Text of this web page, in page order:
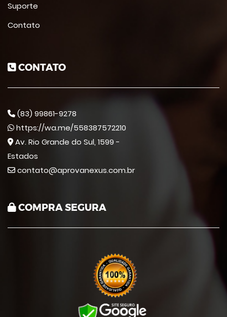
Suporte
Contato
CONTATO
(83) 99861-9278
https://wa.me/558387572210
Av. Rio Grande do Sul, 1599 -
Estados
contato@aprovanexus.com.br
COMPRA SEGURA